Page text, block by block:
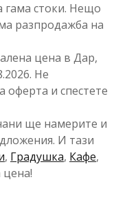
стоки. Нещо
разпродажба на
цена в Дар,
Не
оферта и спестете
ще намерите и
И тази
, Градушка, Кафе,